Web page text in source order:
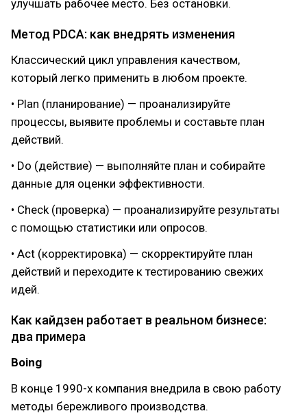
улучшать рабочее место. Без остановки.
Метод PDCA: как внедрять изменения
Классический цикл управления качеством,
который легко применить в любом проекте.
• Plan (планирование) — проанализируйте
процессы, выявите проблемы и составьте план
действий.
• Do (действие) — выполняйте план и собирайте
данные для оценки эффективности.
• Check (проверка) — проанализируйте результаты
с помощью статистики или опросов.
• Act (корректировка) — скорректируйте план
действий и переходите к тестированию свежих
идей.
Как кайдзен работает в реальном бизнесе:
два примера
Boing
В конце 1990-х компания внедрила в свою работу
методы бережливого производства.